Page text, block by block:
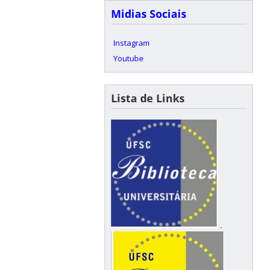
Midias Sociais
Instagram
Youtube
Lista de Links
.